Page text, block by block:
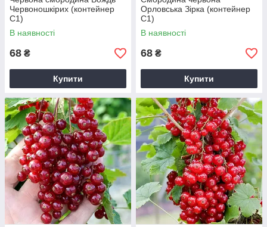
Червоношкірих (контейнер
С1)
В наявності
68 ₴
Купити
Орловська Зірка (контейнер
С1)
В наявності
68 ₴
Купити